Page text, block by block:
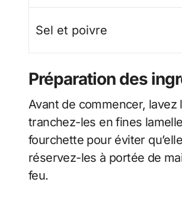
Sel et poivre
Préparation des
Avant de commencer,
tranchez-les en fines
fourchette pour éviter
réservez-les à portée de
feu.